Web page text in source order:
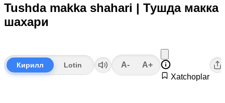
Tushda makka shahari | Тушда макка
шахари
Кирилл Lotin A-
A+
Xatchoplar